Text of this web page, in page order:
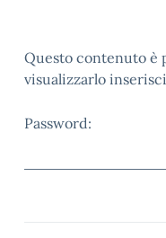
Questo contenuto è
visualizzarlo
Password: